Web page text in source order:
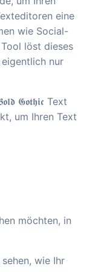
eine
wie Social-
löst dieses
nur
𝕲𝖔𝖙𝖍𝖎𝖈 Text
um Ihren Text
möchten, in
wie Ihr